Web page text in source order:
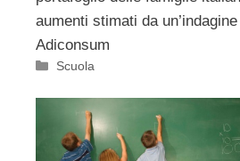
aumenti stimati da
Adiconsum
Categorie
Scuola